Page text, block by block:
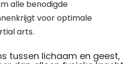
alle benodigde
voor optimale
arts.
tussen lichaam en geest,